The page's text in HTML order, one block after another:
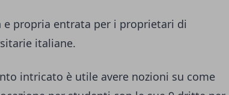
e propria entrata per i proprietari di
italiane.
intricato è utile avere nozioni su come